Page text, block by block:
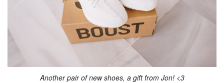
Another pair of new shoes, a gift from Jon! <3